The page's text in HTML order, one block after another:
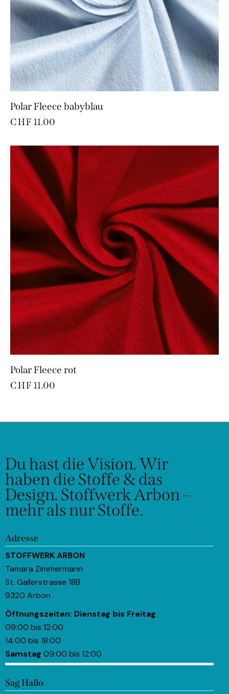
Polar Fleece babyblau
CHF 11.00
Polar Fleece rot
CHF 11.00
Du hast die Vision.Wir
haben die Stoffe & das
Design. Stoffwerk Arbon –
mehr als nur Stoffe.
Adresse
STOFFWERK ARBON
Tamara Zimmermann
St. Gallerstrasse 18B
9320 Arbon
Öffnungszeiten: Dienstag bis Freitag
09:00 bis 12:00
14:00 bis 18:00
Samstag 09:00 bis 12:00
Sag Hallo